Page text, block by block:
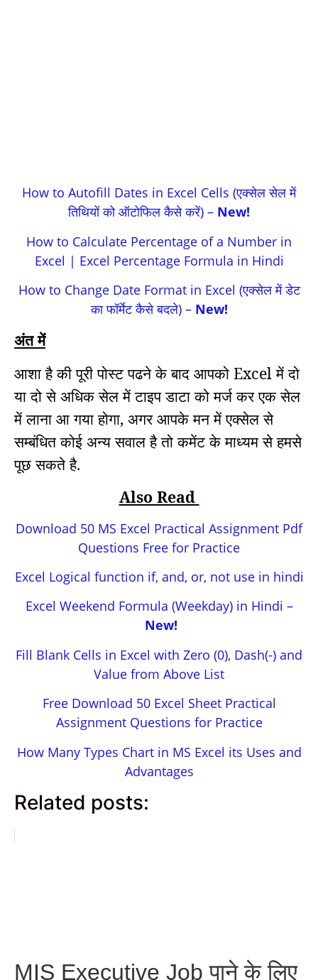
How to Autofill Dates in Excel Cells (एक्सेल सेल में
तिथियों को ऑटोफिल कैसे करें) – New!
How to Calculate Percentage of a Number in
Excel | Excel Percentage Formula in Hindi
How to Change Date Format in Excel (एक्सेल में डेट
का फॉर्मेट कैसे बदले) – New!
अंत में
आशा है की पूरी पोस्ट पढने के बाद आपको Excel में दो
या दो से अधिक सेल में टाइप डाटा को मर्ज कर एक सेल
में लाना आ गया होगा, अगर आपके मन में एक्सेल से
सम्बंधित कोई अन्य सवाल है तो कमेंट के माध्यम से हमसे
पूछ सकते है.
Also Read
Download 50 MS Excel Practical Assignment Pdf
Questions Free for Practice
Excel Logical function if, and, or, not use in hindi
Excel Weekend Formula (Weekday) in Hindi –
New!
Fill Blank Cells in Excel with Zero (0), Dash(-) and
Value from Above List
Free Download 50 Excel Sheet Practical
Assignment Questions for Practice
How Many Types Chart in MS Excel its Uses and
Advantages
Related posts:
MIS Executive Job पाने के लिए